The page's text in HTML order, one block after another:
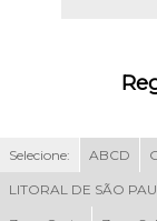
Selecione: ABCD
LITORAL DE SÃO